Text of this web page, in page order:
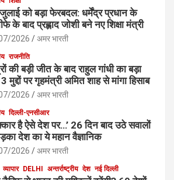
को बड़ा फेरबदल: धर्मेंद्र प्रधान के
के बाद प्रह्लाद जोशी बने नए शिक्षा मंत्री
2026 अमर भारती
राजनीति
की बड़ी जीत के बाद राहुल गांधी का बड़ा
3 मुद्दों पर गृहमंत्री अमित शाह से मांगा हिसाब
2026 अमर भारती
दिल्ली-एनसीआर
है ऐसे देश पर…’ 26 दिन बाद उठे सवालों
देश का ये महान वैज्ञानिक
2026 अमर भारती
व्यापार DELHI अन्तर्राष्ट्रीय देश नई दिल्ली